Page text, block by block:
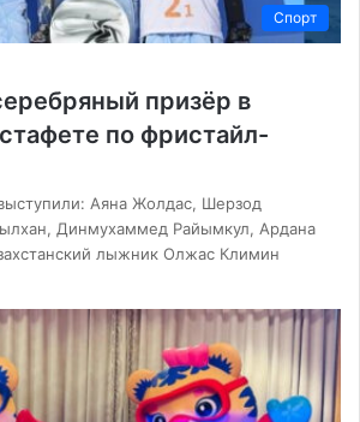
Спорт
призёр в
по фристайл-
Аяна Жолдас, Шерзод
Динмухаммед Райымкул, Ардана
лыжник Олжас Климин